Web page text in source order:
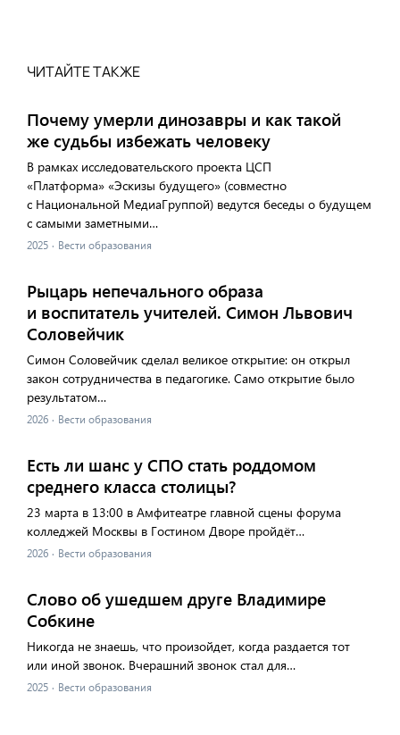
ЧИТАЙТЕ ТАКЖЕ
Почему умерли динозавры и как такой
же судьбы избежать человеку
В рамках исследовательского проекта ЦСП
«Платформа» «Эскизы будущего» (совместно
с Национальной МедиаГруппой) ведутся беседы о будущем
с самыми заметными…
2025 · Вести образования
Рыцарь непечального образа
и воспитатель учителей. Симон Львович
Соловейчик
Симон Соловейчик сделал великое открытие: он открыл
закон сотрудничества в педагогике. Само открытие было
результатом…
2026 · Вести образования
Есть ли шанс у СПО стать роддомом
среднего класса столицы?
23 марта в 13:00 в Амфитеатре главной сцены форума
колледжей Москвы в Гостином Дворе пройдёт…
2026 · Вести образования
​Слово об ушедшем друге Владимире
Собкине
Никогда не знаешь, что произойдет, когда раздается тот
или иной звонок. Вчерашний звонок стал для…
2025 · Вести образования